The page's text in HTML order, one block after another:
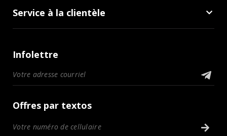
Service à la clientèle
Infolettre
Offres par textos